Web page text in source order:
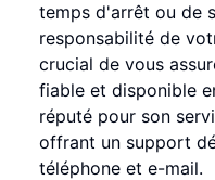
temps d'arrêt ou de
responsabilité de
crucial de vous
fiable et disponible
réputé pour son
offrant un support
téléphone et e-mail.